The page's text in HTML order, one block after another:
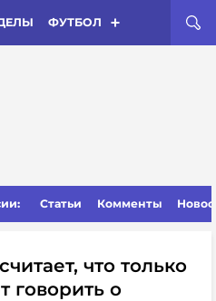
ФУТБОЛ
Статьи Комменты
что только
говорить о